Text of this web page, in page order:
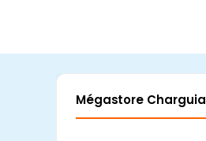
Mégastore Charguia